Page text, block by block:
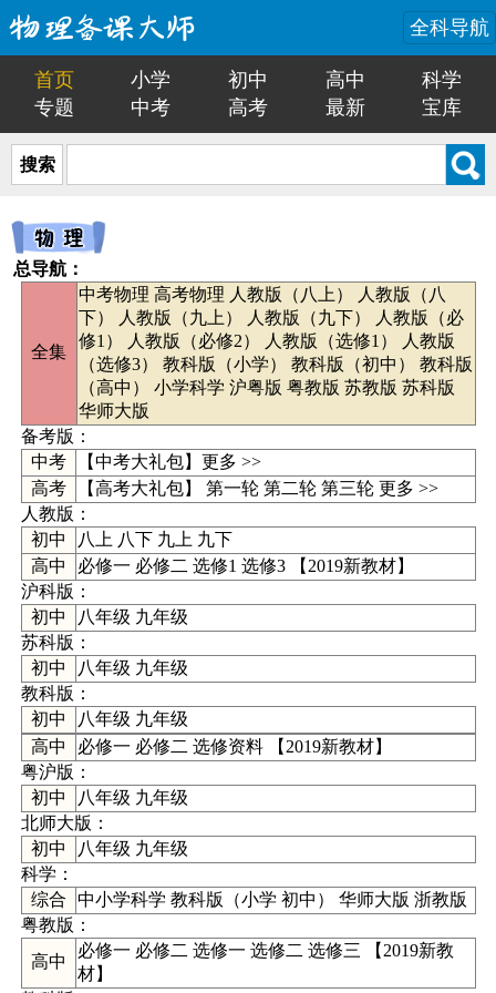
全科导航
首页 小学 初中 高中
科学
专题
中考 高考 最新 宝库
搜索
总导航：
全集
中考物理 高考物理 人教版（八上）
人教版（八
下）
人教版（九上） 人教版（九下）
人教版（必
修1）
人教版（必修2） 人教版（选修1）
人教版
（选修3）
教科版（小学） 教科版（初中）
教科版
（高中）
小学科学 沪粤版 粤教版 苏教版 苏科版
华师大版
备考版：
中考
【中考大礼包】 更多 >>
高考
【高考大礼包】 第一轮 第二轮 第三轮 更多 >>
人教版：
初中
八上 八下 九上 九下
高中
必修一 必修二 选修1 选修3【 2019新教材】
沪科版 ：
初中
八年级 九年级
苏科版 ：
初中
八年级 九年级
教科版 ：
初中
八年级 九年级
高中
必修一 必修二 选修资料【 2019新教材】
粤沪版 ：
初中
八年级 九年级
北师大版 ：
初中
八年级 九年级
科学 ：
综合
中小学科学 教科版（小学 初中 ） 华师大版 浙教版
粤教版：
高中
必修一 必修二 选修一 选修二 选修三 【 2019新教
材】